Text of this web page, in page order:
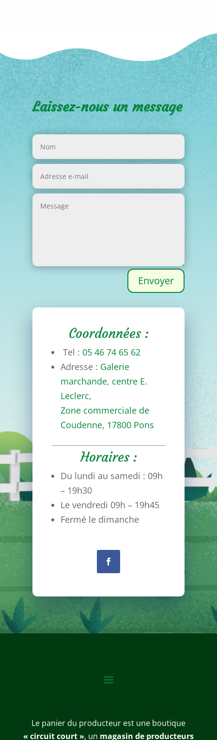
Laissez-nous un message
Envoyer
Coordonnées :
Tel : 05 46 74 65 62
Adresse : Galerie
marchande, centre E.
Leclerc,
Zone commerciale de
Coudenne, 17800 Pons
Horaires :
Du lundi au samedi : 09h
– 19h30
Le vendredi 09h – 19h45
Fermé le dimanche
Le panier du producteur est une boutique
« circuit court », un magasin de producteurs